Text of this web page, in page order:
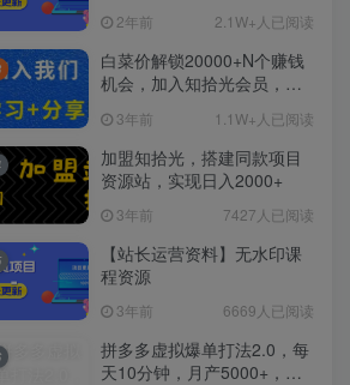
2年前 2.1W+人已阅读
白菜价解锁20000+N个赚钱
机会，加入知拾光会员，全
3年前 1.1W+人已阅读
加盟知拾光，搭建同款项目
资源站，实现日入2000+
3年前 7427人已阅读
【站长运营资料】无水印课
程资源
3年前 6669人已阅读
拼多多虚拟爆单打法2.0，每
天10分钟，月产5000+，从0